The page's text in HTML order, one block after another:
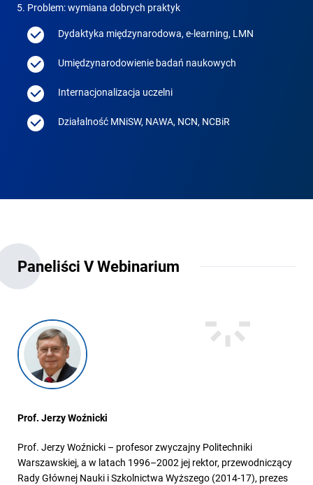
Problem: wymiana dobrych praktyk
Dydaktyka międzynarodowa, e-learning, LMN
Umiędzynarodowienie badań naukowych
Internacjonalizacja uczelni
Działalność MNiSW, NAWA, NCN, NCBiR
Paneliści V Webinarium
Prof. Jerzy Woźnicki
Prof. Jerzy Woźnicki – profesor zwyczajny Politechniki
Warszawskiej, a w latach 1996–2002 jej rektor, przewodniczący
Rady Głównej Nauki i Szkolnictwa Wyższego (2014-17), prezes